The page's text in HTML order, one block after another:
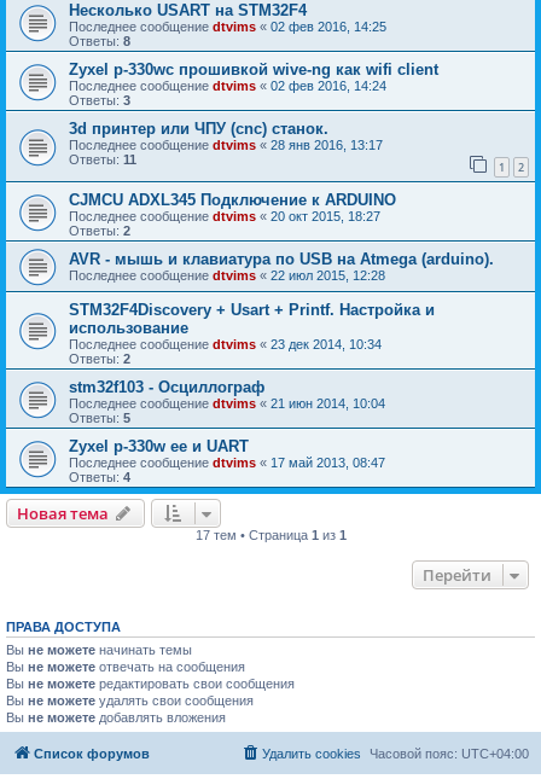
Несколько USART на STM32F4
Последнее сообщение dtvims « 02 фев 2016, 14:25
Ответы: 8
Zyxel p-330wс прошивкой wive-ng как wifi client
Последнее сообщение dtvims « 02 фев 2016, 14:24
Ответы: 3
3d принтер или ЧПУ (cnc) станок.
Последнее сообщение dtvims « 28 янв 2016, 13:17
Ответы: 11 1 2
CJMCU ADXL345 Подключение к ARDUINO
Последнее сообщение dtvims « 20 окт 2015, 18:27
Ответы: 2
AVR - мышь и клавиатура по USB на Atmega (arduino).
Последнее сообщение dtvims « 22 июл 2015, 12:28
STM32F4Discovery + Usart + Printf. Настройка и
использование
Последнее сообщение dtvims « 23 дек 2014, 10:34
Ответы: 2
stm32f103 - Осциллограф
Последнее сообщение dtvims « 21 июн 2014, 10:04
Ответы: 5
Zyxel p-330w ee и UART
Последнее сообщение dtvims « 17 май 2013, 08:47
Ответы: 4
Новая тема
17 тем • Страница 1 из 1
Перейти
ПРАВА ДОСТУПА
Вы не можете начинать темы
Вы не можете отвечать на сообщения
Вы не можете редактировать свои сообщения
Вы не можете удалять свои сообщения
Вы не можете добавлять вложения
Список форумов Часовой пояс: UTC+04:00
Удалить cookies